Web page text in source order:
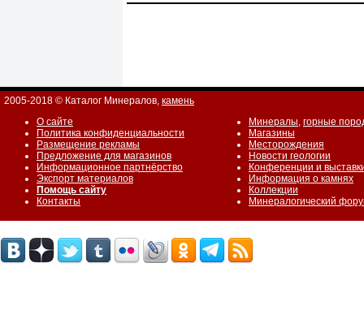
2005-2018 © Каталог Минералов, камень
О сайте
Политика конфиденциальности
Размещение рекламы
Предложение для магазинов
Информационное партнёрство
Экспорт материалов
Помощь сайту
Контакты
Минералы, горные
Магазины
Месторождения
Новости геологии
Конференции и
Информация о камнях
Коллекции
Минералогический